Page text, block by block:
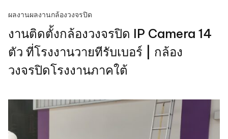
ผลงานผลงานกล้องวงจรปิด
งานติดตั้งกล้องวงจรปิด IP Camera 14
ตัว ที่โรงงานวายทีรับเบอร์ | กล้อง
วงจรปิดโรงงานภาคใต้